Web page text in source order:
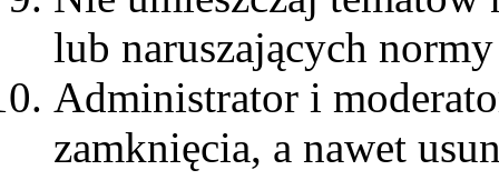
lub naruszających normy
Administrator i
zamknięcia, a nawet